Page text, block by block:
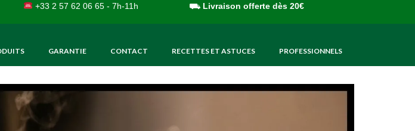
+33 2 57 62 06 65 - 7h-11h ⛟ Livraison offerte dès 20€
GARANTIE CONTACT RECETTES ET ASTUCES PROFESSIONNELS